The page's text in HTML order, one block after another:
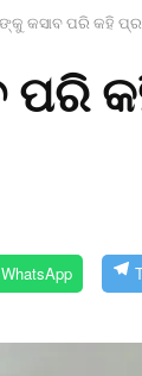
କସାବ ପରି କହି
ପରି
WhatsApp